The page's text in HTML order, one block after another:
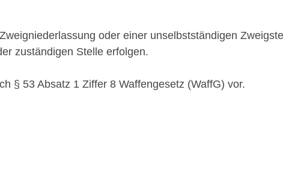
oder einer unselbstständigen
zuständigen Stelle erfolgen.
§ 53 Absatz 1 Ziffer 8 Waffengesetz (WaffG) vor.